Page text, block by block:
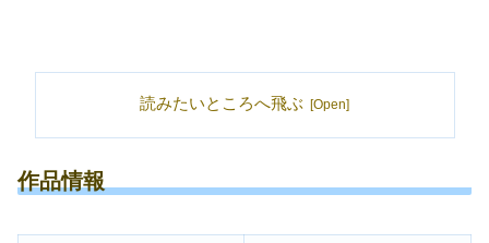
読みたいところへ飛ぶ
作品情報